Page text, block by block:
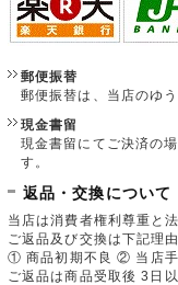
郵便振替
郵便振替は、当店のゆ
現金書留
現金書留にてご決済の
す。
返品・交換について
当店は消費者権利尊重と
ご返品及び交換は下記理
① 商品初期不良 ② 当店
ご返品は商品受取後 3日